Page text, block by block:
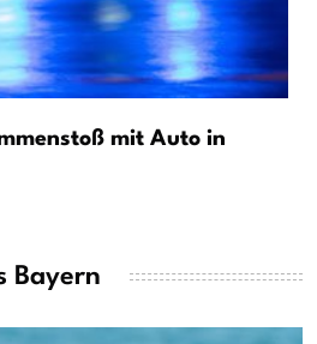
mit Auto in
Bayern